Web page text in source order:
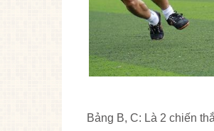
Bảng B, C: Là 2 chiến